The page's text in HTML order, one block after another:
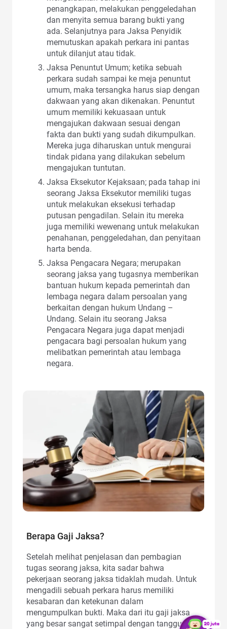
penangkapan, melakukan penggeledahan
dan menyita semua barang bukti yang
ada. Selanjutnya para Jaksa Penyidik
memutuskan apakah perkara ini pantas
untuk dilanjut atau tidak.
Jaksa Penuntut Umum; ketika sebuah
perkara sudah sampai ke meja penuntut
umum, maka tersangka harus siap dengan
dakwaan yang akan dikenakan. Penuntut
umum memiliki kekuasaan untuk
mengajukan dakwaan sesuai dengan
fakta dan bukti yang sudah dikumpulkan.
Mereka juga diharuskan untuk mengurai
tindak pidana yang dilakukan sebelum
mengajukan tuntutan.
Jaksa Eksekutor Kejaksaan; pada tahap ini
seorang Jaksa Eksekutor memiliki tugas
untuk melakukan eksekusi terhadap
putusan pengadilan. Selain itu mereka
juga memiliki wewenang untuk melakukan
penahanan, penggeledahan, dan penyitaan
harta benda.
Jaksa Pengacara Negara; merupakan
seorang jaksa yang tugasnya memberikan
bantuan hukum kepada pemerintah dan
lembaga negara dalam persoalan yang
berkaitan dengan hukum Undang –
Undang. Selain itu seorang Jaksa
Pengacara Negara juga dapat menjadi
pengacara bagi persoalan hukum yang
melibatkan pemerintah atau lembaga
negara.
Berapa Gaji Jaksa?
Setelah melihat penjelasan dan pembagian
tugas seorang jaksa, kita sadar bahwa
pekerjaan seorang jaksa tidaklah mudah. Untuk
mengadili sebuah perkara harus memiliki
kesabaran dan ketekunan dalam
mengumpulkan bukti. Maka dari itu gaji jaksa
yang besar sangat setimpal dengan tanggung